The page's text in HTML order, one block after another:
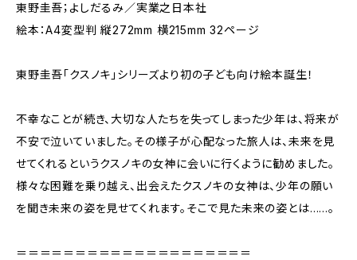
東野圭吾；よしだるみ／実業之日本社
絵本：A4変型判 縦272mm 横215mm 32ページ
東野圭吾「クスノキ」シリーズより初の子ども向け絵本誕生！
不幸なことが続き、大切な人たちを失ってしまった少年は、将来が
不安で泣いていました。その様子が心配なった旅人は、未来を見
せてくれるというクスノキの女神に会いに行くように勧めました。
様々な困難を乗り越え、出会えたクスノキの女神は、少年の願い
を聞き未来の姿を見せてくれます。そこで見た未来の姿とは……。
＝＝＝＝＝＝＝＝＝＝＝＝＝＝＝＝＝＝＝＝